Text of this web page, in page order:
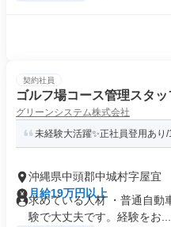
契約社員
ゴルフ場コース管理スタッ
グリーンシステム株式会社
未経験大活躍✨正社員登用あり
沖縄県中頭郡中城村字屋宜
月給19万円以上
求めている人材 ・普通自
験で大丈夫です。経験をお...